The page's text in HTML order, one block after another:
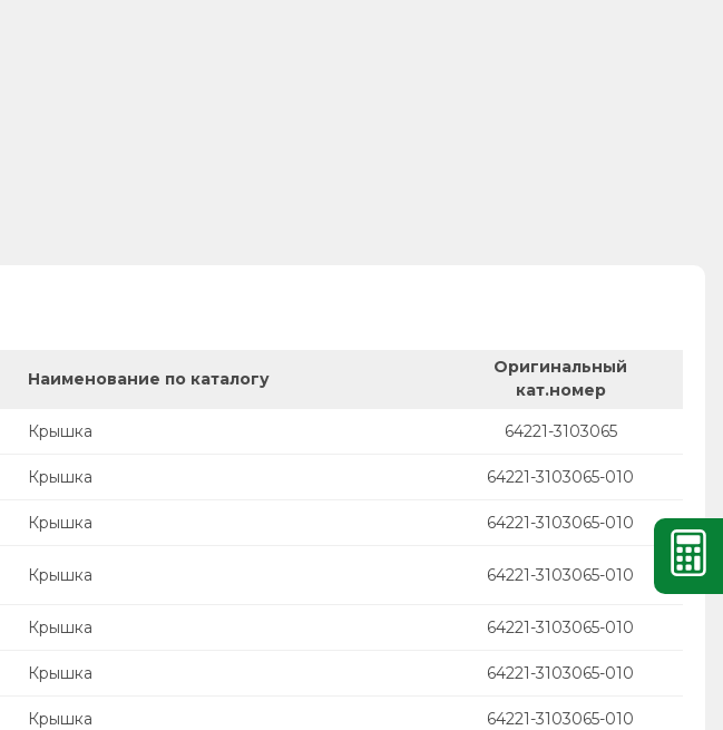
Наименование по каталогу
Оригинальный
кат.номер
Крышка 64221-3103065
Крышка 64221-3103065-010
Крышка 64221-3103065-010
Крышка 64221-3103065-010
Крышка 64221-3103065-010
Крышка 64221-3103065-010
Крышка 64221-3103065-010